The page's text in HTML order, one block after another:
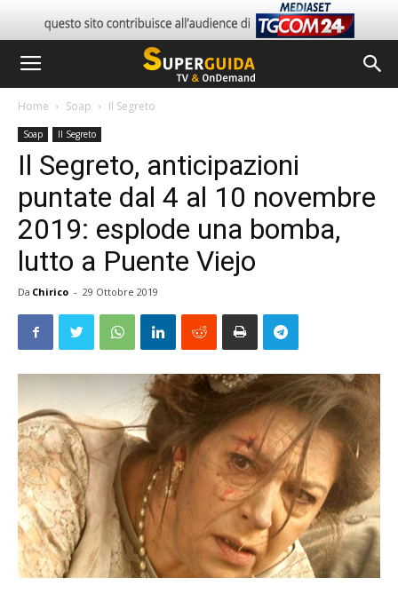
Home Soap Il Segreto
Soap Il Segreto
Il Segreto, anticipazioni
puntate dal 4 al 10 novembre
2019: esplode una bomba,
lutto a Puente Viejo
Da Chirico - 29 Ottobre 2019